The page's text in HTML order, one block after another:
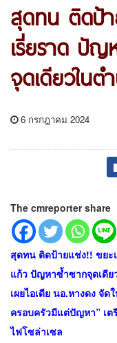
สุดทน ติดป้า
เรี่ยราด ปัญ
จุดเดียวในต
6 กรกฎาคม 2024
The cmreporter share
สุดทน ติดป้ายแช่ง!! ขยะ
แก้ว ปัญหาซ้ำซากจุดเดีย
เผยไอเดีย นอ.หางดง จั
ครอบครัวมีแต่ปัญหา” เต
ไฟโซล่าเซล